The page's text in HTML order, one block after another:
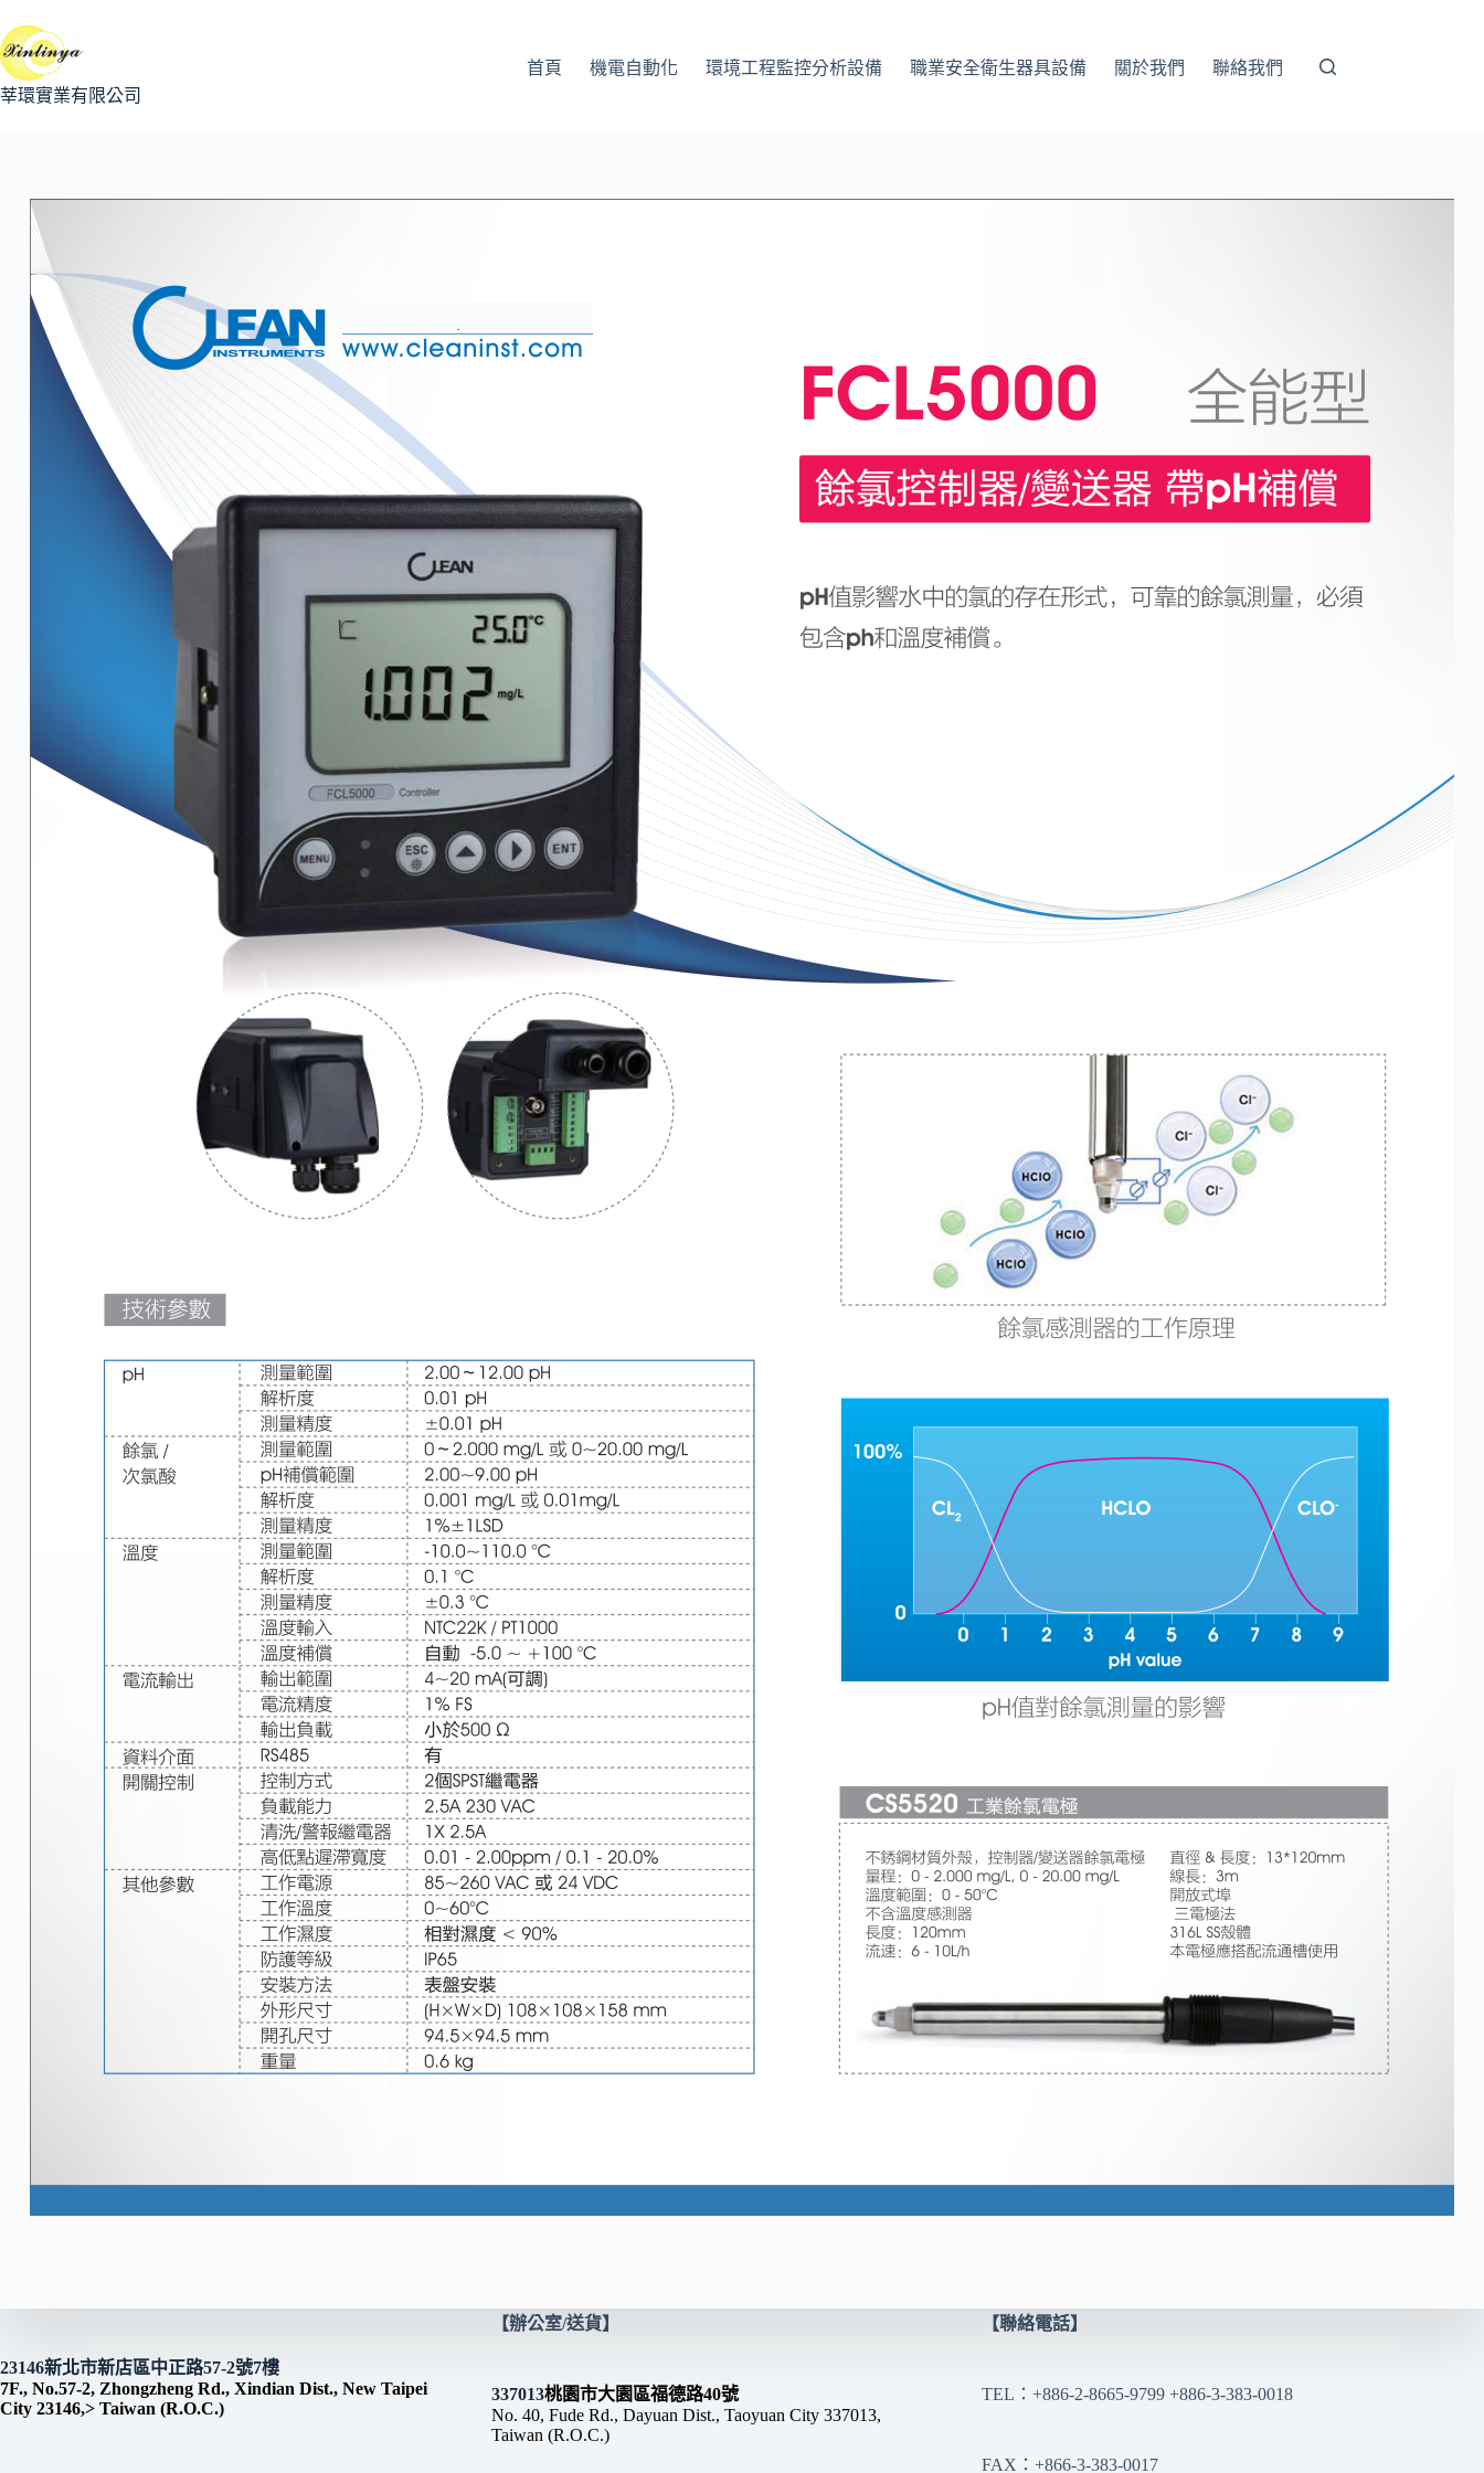
至
主
要
莘環實業有限公司
首頁 機電自動化 環境工程監控分析設備 職業安全衛生器具設備 關於我們 聯絡我們
23146新北市新店區中正路57-2號7樓
7F., No.57-2, Zhongzheng Rd., Xindian Dist., New Taipei
City 23146,> Taiwan (R.O.C.)
【辦公室/送貨】
337013桃園市大園區福德路40號
No. 40, Fude Rd., Dayuan Dist., Taoyuan City 337013,
Taiwan (R.O.C.)
【聯絡電話】
TEL：+886-2-8665-9799 +886-3-383-0018
FAX：+866-3-383-0017